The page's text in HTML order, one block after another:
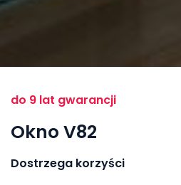
do 9 lat gwarancji
Okno V82
Dostrzega korzyści